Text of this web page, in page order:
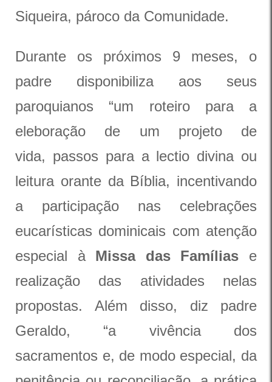
Siqueira, pároco da Comunidade.
Durante os próximos 9 meses, o
padre disponibiliza aos seus
paroquianos “um roteiro para a
eleboração de um projeto de
vida, passos para a lectio divina ou
leitura orante da Bíblia, incentivando
a participação nas celebrações
eucarísticas dominicais com atenção
especial à Missa das Famílias e
realização das atividades nelas
propostas. Além disso, diz padre
Geraldo, “a vivência dos
sacramentos e, de modo especial, da